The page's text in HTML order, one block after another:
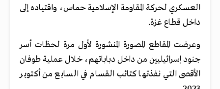
العسكري لحركة المقاومة الإسلامية حماس، واقتياده إلى
داخل قطاع غزة.
وعرضت المقاطع المصورة المنشورة لأول مرة لحظات أسر
جنود إسرائيليين من داخل دباباتهم، خلال عملية طوفان
الأقصى التي نفذتها كتائب القسام في السابع من أكتوبر